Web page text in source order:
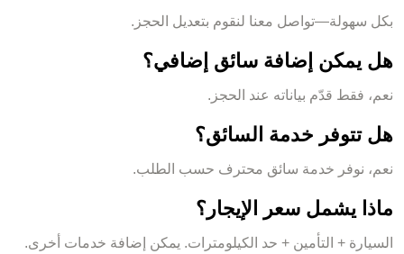
بكل سهولة—تواصل معنا لنقوم بتعديل الحجز.
هل يمكن إضافة سائق إضافي؟
نعم، فقط قدّم بياناته عند الحجز.
هل تتوفر خدمة السائق؟
نعم، نوفر خدمة سائق محترف حسب الطلب.
ماذا يشمل سعر الإيجار؟
السيارة + التأمين + حد الكيلومترات. يمكن إضافة خدمات أخرى.